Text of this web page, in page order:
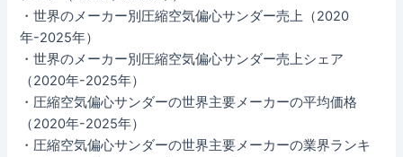
・世界のメーカー別圧縮空気偏心サンダー売上（2020
年-2025年）
・世界のメーカー別圧縮空気偏心サンダー売上シェア
（2020年-2025年）
・圧縮空気偏心サンダーの世界主要メーカーの平均価格
（2020年-2025年）
・圧縮空気偏心サンダーの世界主要メーカーの業界ランキ